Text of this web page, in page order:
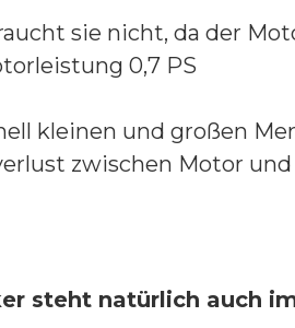
sie nicht, da der
0,7 PS
kleinen und großen
zwischen Motor
steht natürlich auch